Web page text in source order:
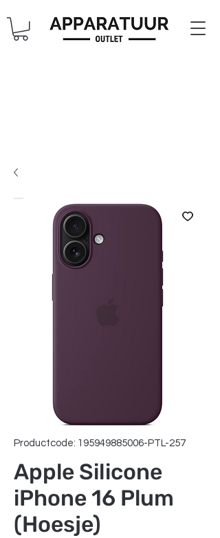
Productcode: 195949885006-PTL-257
Apple Silicone
iPhone 16 Plum
(Hoesje)